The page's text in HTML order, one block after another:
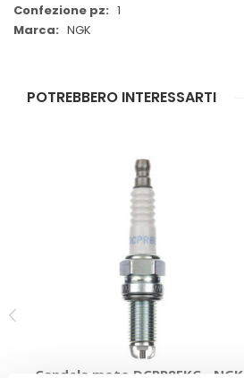
1
NGK
POTREBBERO INTERESSARTI
Candela moto DCPR8EKC - NGK